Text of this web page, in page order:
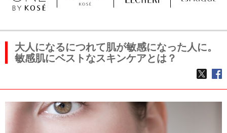
大人になるにつれて肌が敏感になった人に。
敏感肌にベストなスキンケアとは？